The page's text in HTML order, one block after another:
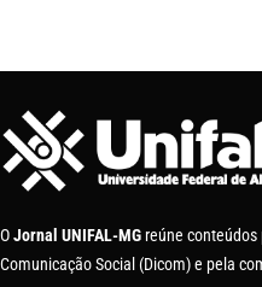
OJornal UNIFAL-MG reúne
Comunicação Social (Dicom) e pela